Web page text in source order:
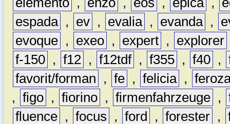
espada , ev , evalia , evanda ,
evoque , exeo , expert , explorer
f-150 , f12 , f12tdf , f355 , f40 ,
favorit/forman
, fe , felicia ,
, figo , fiorino , firmenfahrzeuge ,
fluence , focus , ford , forester ,